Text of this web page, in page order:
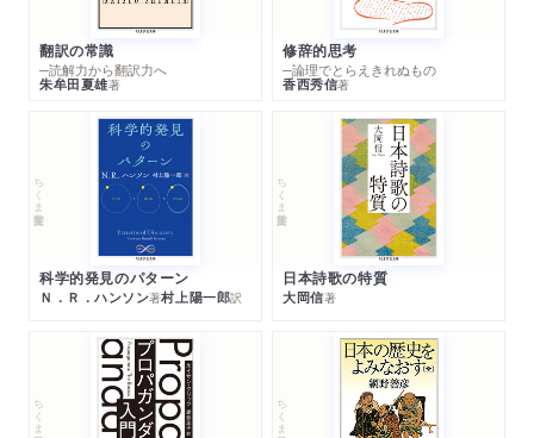
翻訳の常識
─読解力から翻訳力へ
朱牟田夏雄著
修辞的思考
─論理でとらえきれぬもの
香西秀信著
ちくま学芸文庫
科学的発見のパターン
Ｎ．Ｒ．ハンソン著村上陽一郎訳
ちくま学芸文庫
日本詩歌の特質
大岡信著
ちくま学芸文庫 ちくま学芸文庫